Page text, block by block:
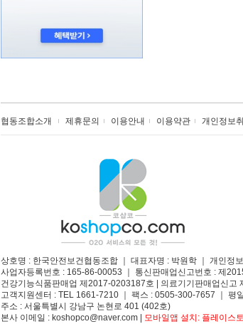
협동조합소개 제휴문의 이용안내 이용약관 개인정보
상호명 : 한국안전보건협동조합 ｜ 대표자명 : 박원학 ｜ 개인정
사업자등록번호 : 165-86-00053 ｜ 통신판매업신고번호 : 제
건강기능식품판매업 제2017-0203187호 | 의료기기판매업신고
고객지원센터 : TEL 1661-7210 ｜ 팩스 : 0505-300-7657 ｜ 평
주소 : 서울특별시 강남구 논현로 401 (402호)​
본사 이메일 : koshopco@naver.com | 모바일앱 설치: 플레이스